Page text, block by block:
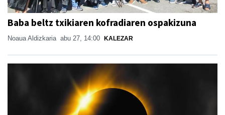
Baba beltz txikiaren kofradiaren ospakizuna
Noaua Aldizkaria abu 27, 14:00 KALEZAR